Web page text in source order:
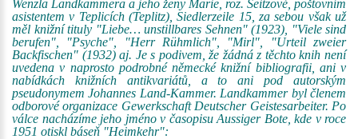
Wenzla Landkammera a jeho ženy Marie, roz. Seitzové, poštovním
asistentem v Teplicích (Teplitz), Siedlerzeile 15, za sebou však už
měl knižní tituly "Liebe… unstillbares Sehnen" (1923), "Viele sind
berufen", "Psyche", "Herr Rühmlich", "Mirl", "Urteil zweier
Backfischen" (1932) aj. Je s podivem, že žádná z těchto knih není
uvedena v naprosto podrobné německé knižní bibliografii, ani v
nabídkách knižních antikvariátů, a to ani pod autorským
pseudonymem Johannes Land-Kammer. Landkammer byl členem
odborové organizace Gewerkschaft Deutscher Geistesarbeiter. Po
válce nacházíme jeho jméno v časopisu Aussiger Bote, kde v roce
1951 otiskl báseň "Heimkehr":